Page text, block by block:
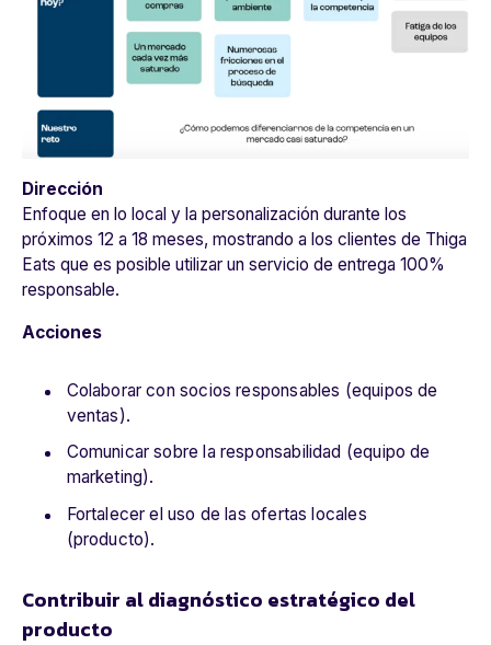
Dirección
Enfoque en lo local y la personalización durante los
próximos 12 a 18 meses, mostrando a los clientes de Thiga
Eats que es posible utilizar un servicio de entrega 100%
responsable.
Acciones
Colaborar con socios responsables (equipos de
ventas).
Comunicar sobre la responsabilidad (equipo de
marketing).
Fortalecer el uso de las ofertas locales
(producto).
Contribuir al diagnóstico estratégico del
producto